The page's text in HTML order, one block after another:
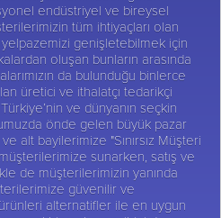
endüstriyel ve bireysel
tüm ihtiyaçları olan
genişletebilmek için
oluşan bunların arasında
da bulunduğu binlerce
üretici ve ithalatçı tedarikçi
ve dünyanın seçkin
önde gelen büyük pazar
alt bayilerimize "Sınırsız Müşteri
sunarken, satış ve
de müşterilerimizin yanında
güvenilir ve
alternatifler ile en uygun